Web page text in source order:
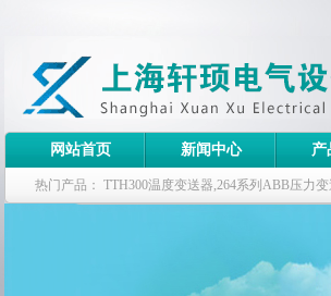
网站首页 新闻中心 产
热门产品： TTH300温度变送器,264系列ABB压力